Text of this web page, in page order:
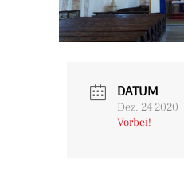
DATUM
Dez. 24 2020
Vorbei!